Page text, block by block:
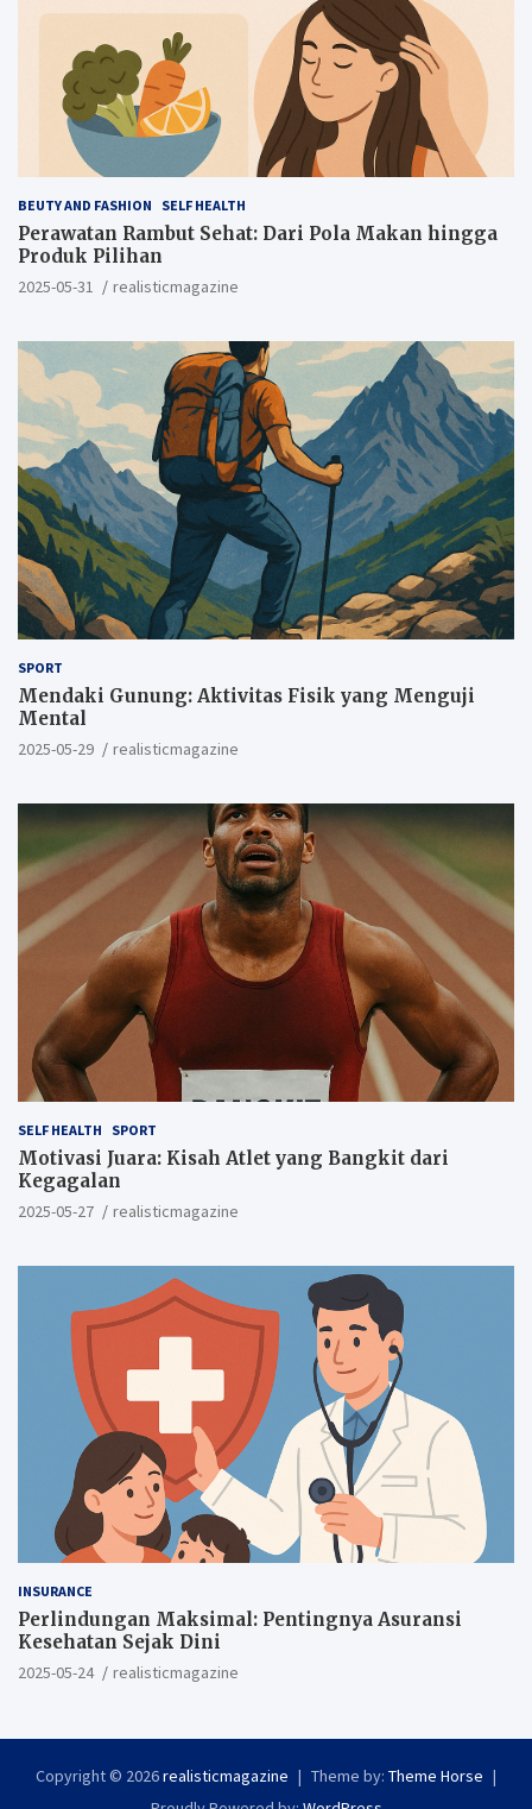
BEUTY AND FASHION SELF HEALTH
Perawatan Rambut Sehat: Dari Pola Makan hingga
Produk Pilihan
2025-05-31 realisticmagazine
SPORT
Mendaki Gunung: Aktivitas Fisik yang Menguji
Mental
2025-05-29 realisticmagazine
SELF HEALTH SPORT
Motivasi Juara: Kisah Atlet yang Bangkit dari
Kegagalan
2025-05-27 realisticmagazine
INSURANCE
Perlindungan Maksimal: Pentingnya Asuransi
Kesehatan Sejak Dini
2025-05-24 realisticmagazine
Copyright © 2026realisticmagazine Theme by: Theme Horse